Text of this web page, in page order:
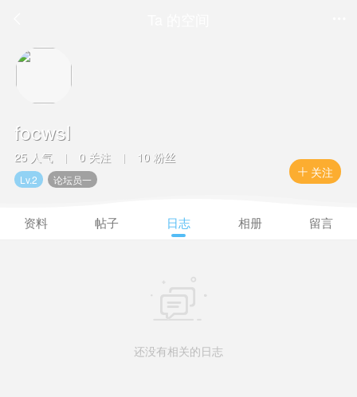
 关注
focwsl
25 人气 | 0 关注 | 10 粉丝
Lv.2 论坛员一
资料 帖子 日志 相册 留言
还没有相关的日志